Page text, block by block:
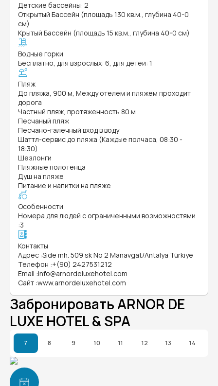
Детские бассейны: 2
Открытый Бассейн (площадь 130 кв.м., глубина 40-0
см)
Крытый Бассейн (площадь 15 кв.м., глубина 40-0 см)
Водные горки
Бесплатно, для взрослых: 6, для детей: 1
Пляж
До пляжа, 900 м, Между отелем и пляжем проходит
дорога
Частный пляж, протяженность 80 м
Песчаный пляж
Песчано-галечный вход в воду
Шаттл-сервис до пляжа (Каждые полчаса, 08:30 -
18:30)
Шезлонги
Пляжные полотенца
Душ на пляже
Питание и напитки на пляже
Особенности
Номера для людей с ограниченными возможностями
:3
Контакты
Адрес :Side mh. 509 sk No 2 Manavgat/Antalya Türkiye
Телефон :+(90) 2427531212
Email :info@arnordeluxehotel.com
Сайт :www.arnordeluxehotel.com
Забронировать ARNOR DE
LUXE HOTEL & SPA
7 8 9 10 11 12 13 14